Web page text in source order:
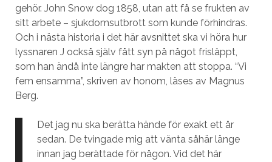
gehör. John Snow dog 1858, utan att få se frukten av
sitt arbete – sjukdomsutbrott som kunde förhindras.
Och i nästa historia i det här avsnittet ska vi höra hur
lyssnaren J också själv fått syn på något frisläppt,
som han ändå inte längre har makten att stoppa. “Vi
fem ensamma”, skriven av honom, läses av Magnus
Berg.
Det jag nu ska berätta hände för exakt ett år
sedan. De tvingade mig att vänta såhär länge
innan jag berättade för någon. Vid det här